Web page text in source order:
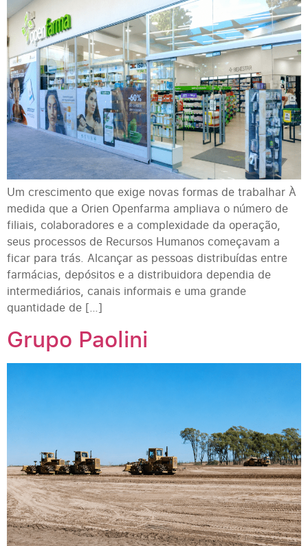
Um crescimento que exige novas formas de trabalhar À
medida que a Orien Openfarma ampliava o número de
filiais, colaboradores e a complexidade da operação,
seus processos de Recursos Humanos começavam a
ficar para trás. Alcançar as pessoas distribuídas entre
farmácias, depósitos e a distribuidora dependia de
intermediários, canais informais e uma grande
quantidade de […]
Grupo Paolini